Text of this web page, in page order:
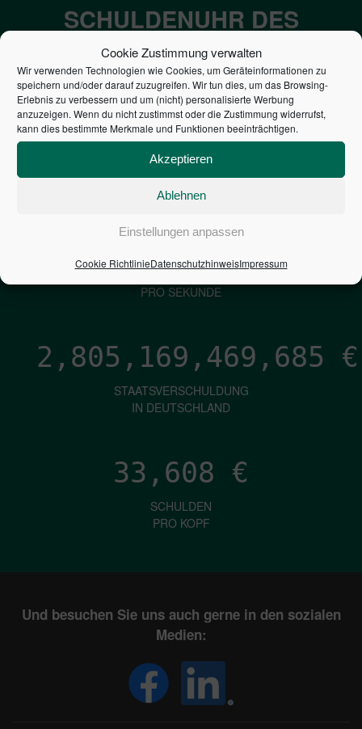
Cookie Zustimmung verwalten
Wir verwenden Technologien wie Cookies, um Geräteinformationen zu
speichern und/oder darauf zuzugreifen. Wir tun dies, um das Browsing-
Erlebnis zu verbessern und um (nicht) personalisierte Werbung
anzuzeigen. Wenn du nicht zustimmst oder die Zustimmung widerrufst,
kann dies bestimmte Merkmale und Funktionen beeinträchtigen.
Akzeptieren
Ablehnen
Einstellungen anpassen
Cookie RichtlinieDatenschutzhinweisImpressum
SCHULDENUHR DES
BUNDES DER
STEUERZAHLER
7,052€
NEUVERSCHULDUNG
PRO SEKUNDE
1,601€
ZINSEN
PRO SEKUNDE
2,805,169,470,954 €
STAATSVERSCHULDUNG
IN DEUTSCHLAND
33,608 €
SCHULDEN
PRO KOPF
Und besuchen Sie uns auch gerne in den sozialen
Medien: